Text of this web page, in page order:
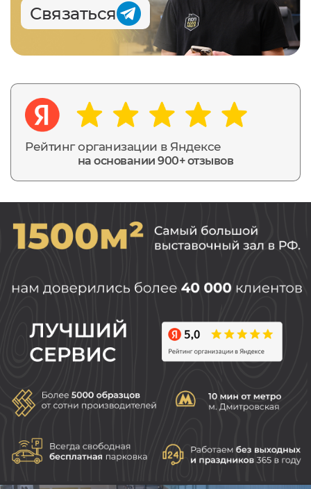
Рейтинг организации в Яндексе
на основании 900+ отзывов
Связаться